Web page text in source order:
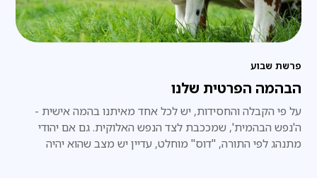
פרשת שבוע
הבהמה הפרטית שלנו
על פי הקבלה והחסידות, יש לכל אחד מאיתנו בהמה אישית -
ה'נפש הבהמית', שמככבת לצד הנפש האלוקית. גם אם יהודי
מתנהג לפי התורה, "דוס" מוחלט, עדיין יש מצב שהוא יהיה